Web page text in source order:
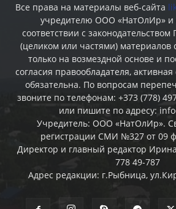
Все права на материалы веб-сайта
учредителю ООО «НатОлИр» и
соответствии с
(целиком или частями) материалов
только на возмездной основе и
согласия правообладателя,
обязательна. По вопросам
звоните по телефонам: +373 (778)
или пишите по адресу:
Учредитель: ООО «НатОлИр».
регистрации СМИ №327 от 09
Директор и главный редактор
778 49-787
Адрес редакции: г.Рыбница,